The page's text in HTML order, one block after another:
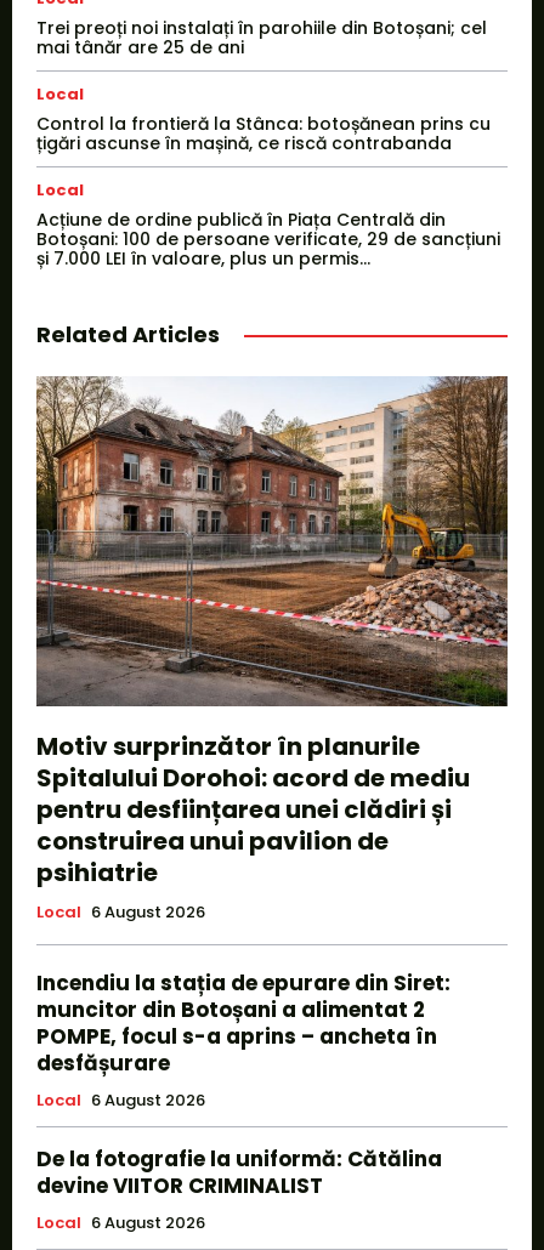
Trei preoți noi instalați în parohiile din Botoșani; cel
mai tânăr are 25 de ani
Local
Control la frontieră la Stânca: botoșănean prins cu
țigări ascunse în mașină, ce riscă contrabanda
Local
Acțiune de ordine publică în Piața Centrală din
Botoșani: 100 de persoane verificate, 29 de sancțiuni
și 7.000 LEI în valoare, plus un permis...
Related Articles
Motiv surprinzător în planurile
Spitalului Dorohoi: acord de mediu
pentru desființarea unei clădiri și
construirea unui pavilion de
psihiatrie
Local 6 August 2026
Incendiu la stația de epurare din Siret:
muncitor din Botoșani a alimentat 2
POMPE, focul s-a aprins – ancheta în
desfășurare
Local 6 August 2026
De la fotografie la uniformă: Cătălina
devine VIITOR CRIMINALIST
Local 6 August 2026